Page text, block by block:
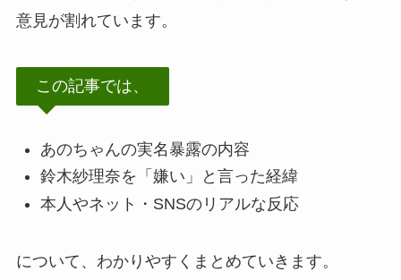
意見が割れています。
この記事では、
あのちゃんの実名暴露の内容
鈴木紗理奈を「嫌い」と言った経緯
本人やネット・SNSのリアルな反応
について、わかりやすくまとめていきます。